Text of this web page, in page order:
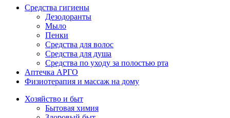
Средства гигиены
Дезодоранты
Мыло
Пенки
Средства для волос
Средства для душа
Средства по уходу за полостью рта
Аптечка АРГО
Физиотерапия и массаж на дому
Хозяйство и быт
Бытовая химия